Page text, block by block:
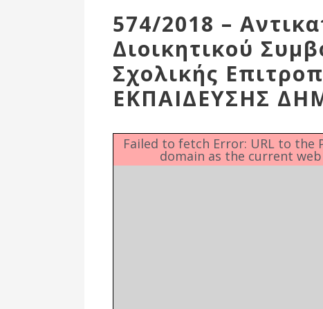
Δημοτικές
Ενότητες
574/2018 –
Διοικητικού
Σχολικής
ΕΚΠΑΙΔΕΥΣΗΣ
Failed to fetch Error: URL to the
domain as the current web